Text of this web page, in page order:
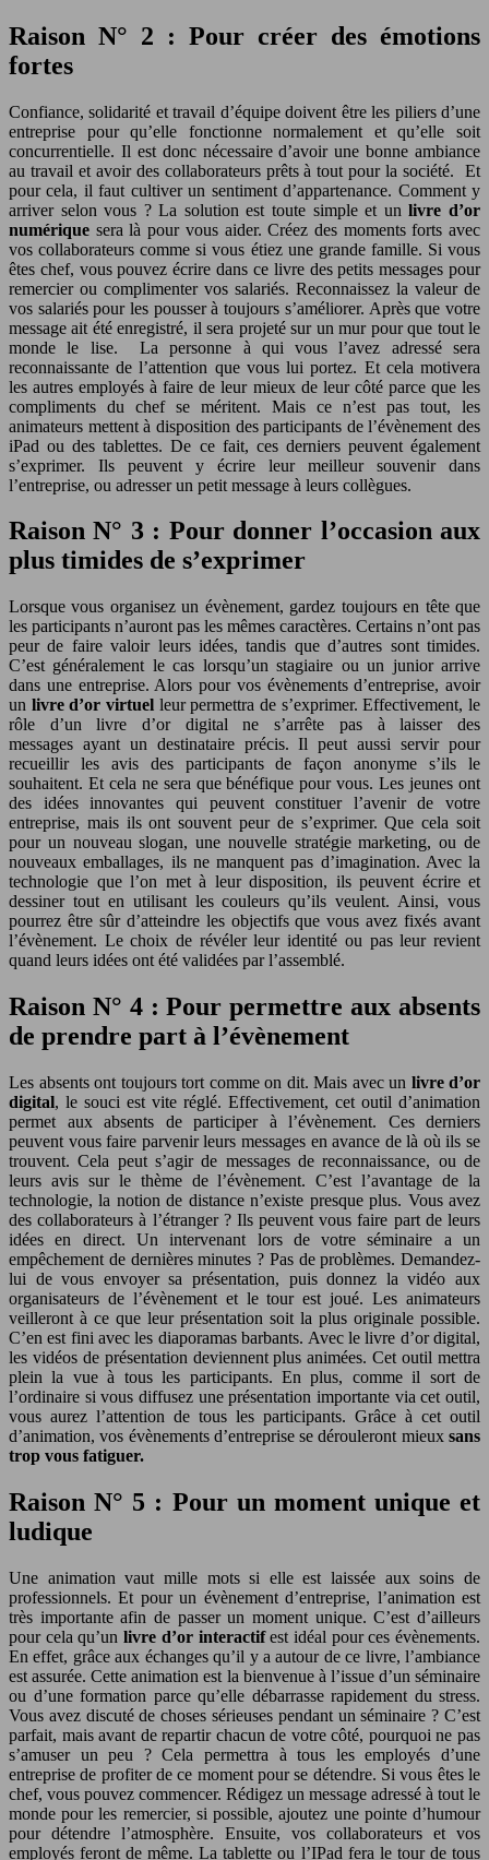
Raison N° 2 : Pour créer des émotions
fortes
Confiance, solidarité et travail d’équipe doivent être les piliers d’une
entreprise pour qu’elle fonctionne normalement et qu’elle soit
concurrentielle. Il est donc nécessaire d’avoir une bonne ambiance
au travail et avoir des collaborateurs prêts à tout pour la société. Et
pour cela, il faut cultiver un sentiment d’appartenance. Comment y
arriver selon vous ? La solution est toute simple et unlivre d’or
numérique sera là pour vous aider. Créez des moments forts avec
vos collaborateurs comme si vous étiez une grande famille. Si vous
êtes chef, vous pouvez écrire dans ce livre des petits messages pour
remercier ou complimenter vos salariés. Reconnaissez la valeur de
vos salariés pour les pousser à toujours s’améliorer. Après que votre
message ait été enregistré, il sera projeté sur un mur pour que tout le
monde le lise. La personne à qui vous l’avez adressé sera
reconnaissante de l’attention que vous lui portez. Et cela motivera
les autres employés à faire de leur mieux de leur côté parce que les
compliments du chef se méritent. Mais ce n’est pas tout, les
animateurs mettent à disposition des participants de l’évènement des
iPad ou des tablettes. De ce fait, ces derniers peuvent également
s’exprimer. Ils peuvent y écrire leur meilleur souvenir dans
l’entreprise, ou adresser un petit message à leurs collègues.
Raison N° 3 : Pour donner l’occasion aux
plus timides de s’exprimer
Lorsque vous organisez un évènement, gardez toujours en tête que
les participants n’auront pas les mêmes caractères. Certains n’ont pas
peur de faire valoir leurs idées, tandis que d’autres sont timides.
C’est généralement le cas lorsqu’un stagiaire ou un junior arrive
dans une entreprise. Alors pour vos évènements d’entreprise, avoir
un livre d’or virtuel leur permettra de s’exprimer. Effectivement, le
rôle d’un livre d’or digital ne s’arrête pas à laisser des
messages ayant un destinataire précis. Il peut aussi servir pour
recueillir les avis des participants de façon anonyme s’ils le
souhaitent. Et cela ne sera que bénéfique pour vous. Les jeunes ont
des idées innovantes qui peuvent constituer l’avenir de votre
entreprise, mais ils ont souvent peur de s’exprimer. Que cela soit
pour un nouveau slogan, une nouvelle stratégie marketing, ou de
nouveaux emballages, ils ne manquent pas d’imagination. Avec la
technologie que l’on met à leur disposition, ils peuvent écrire et
dessiner tout en utilisant les couleurs qu’ils veulent. Ainsi, vous
pourrez être sûr d’atteindre les objectifs que vous avez fixés avant
l’évènement. Le choix de révéler leur identité ou pas leur revient
quand leurs idées ont été validées par l’assemblé.
Raison N° 4 : Pour permettre aux absents
de prendre part à l’évènement
Les absents ont toujours tort comme on dit. Mais avec un livre d’or
digital, le souci est vite réglé. Effectivement, cet outil d’animation
permet aux absents de participer à l’évènement. Ces derniers
peuvent vous faire parvenir leurs messages en avance de là où ils se
trouvent. Cela peut s’agir de messages de reconnaissance, ou de
leurs avis sur le thème de l’évènement. C’est l’avantage de la
technologie, la notion de distance n’existe presque plus. Vous avez
des collaborateurs à l’étranger ? Ils peuvent vous faire part de leurs
idées en direct. Un intervenant lors de votre séminaire a un
empêchement de dernières minutes ? Pas de problèmes. Demandez-
lui de vous envoyer sa présentation, puis donnez la vidéo aux
organisateurs de l’évènement et le tour est joué. Les animateurs
veilleront à ce que leur présentation soit la plus originale possible.
C’en est fini avec les diaporamas barbants. Avec le livre d’or digital,
les vidéos de présentation deviennent plus animées. Cet outil mettra
plein la vue à tous les participants. En plus, comme il sort de
l’ordinaire si vous diffusez une présentation importante via cet outil,
vous aurez l’attention de tous les participants. Grâce à cet outil
d’animation, vos évènements d’entreprise se dérouleront mieuxsans
trop vous fatiguer.
Raison N° 5 : Pour un moment unique et
ludique
Une animation vaut mille mots si elle est laissée aux soins de
professionnels. Et pour un évènement d’entreprise, l’animation est
très importante afin de passer un moment unique. C’est d’ailleurs
pour cela qu’unlivre d’or interactifest idéal pour ces évènements.
En effet, grâce aux échanges qu’il y a autour de ce livre, l’ambiance
est assurée. Cette animation est la bienvenue à l’issue d’un séminaire
ou d’une formation parce qu’elle débarrasse rapidement du stress.
Vous avez discuté de choses sérieuses pendant un séminaire ? C’est
parfait, mais avant de repartir chacun de votre côté, pourquoi ne pas
s’amuser un peu ? Cela permettra à tous les employés d’une
entreprise de profiter de ce moment pour se détendre. Si vous êtes le
chef, vous pouvez commencer. Rédigez un message adressé à tout le
monde pour les remercier, si possible, ajoutez une pointe d’humour
pour détendre l’atmosphère. Ensuite, vos collaborateurs et vos
employés feront de même. La tablette ou l’IPad fera le tour de tous